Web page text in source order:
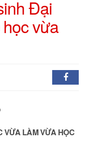
Đại
vừa
VỪA LÀM VỪA HỌC